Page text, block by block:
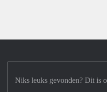
Niks leuks gevonden? Dit is